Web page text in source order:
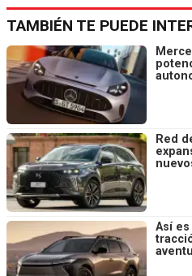
TAMBIÉN TE PUEDE
Red
Así es